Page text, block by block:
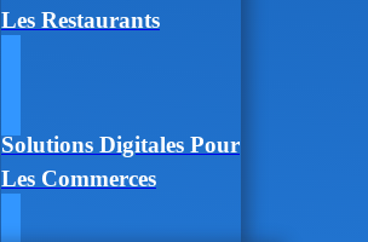
Les Restaurants
Solutions Digitales Pour
Les Commerces